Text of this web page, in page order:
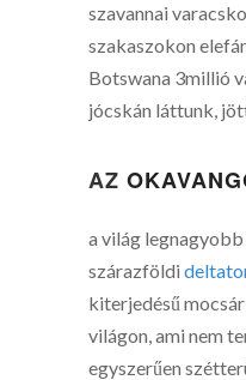
szavannai
szakaszokon
Botswana 3millió
jócskán láttunk,
AZ
a világ legnagyobb
szárazföldi
kiterjedésű
világon, ami nem
egyszerűen